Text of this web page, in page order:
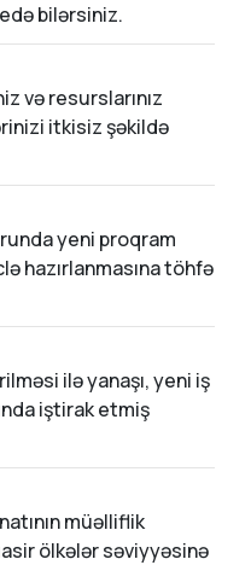
bilərsiniz.
və resurslarınız
itkisiz şəkildə
yeni proqram
hazırlanmasına töhfə
ilə yanaşı, yeni iş
iştirak etmiş
müəlliflik
ölkələr səviyyəsinə